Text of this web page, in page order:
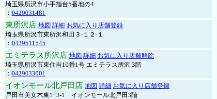
埼玉県所沢市小手指台5番地の4
： 0429031481
東所沢店 地図 詳細 お気に入り店舗登録
埼玉県所沢市東所沢和田３-１２-１
： 0429511545
エミテラス所沢店 地図 詳細 お気に入り店舗解除
埼玉県所沢市東住吉10番1号 エミテラス所沢 3階
： 0429033001
イオンモール北戸田店 地図 詳細 お気に入り店舗登録
戸田市美女木東1ｰ3‐1 イオンモール北戸田3階